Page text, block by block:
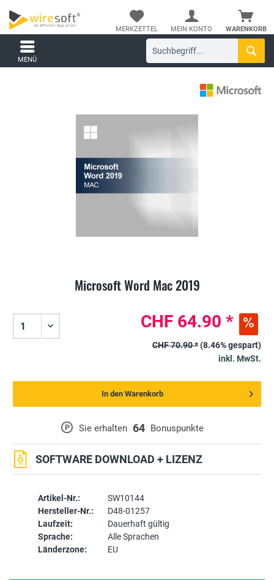
WARENKORB
MERKZETTEL MEIN KONTO
MENÜ
Microsoft Word Mac 2019
Artikel-Nr.:
SW10144
Hersteller-Nr.:
D48-01257
Laufzeit:
Dauerhaft gültig
Sprache:
Alle Sprachen
Länderzone:
EU
P Sie erhalten 64 Bonuspunkte
SOFTWARE DOWNLOAD + LIZENZ
CHF 64.90 *
CHF 70.90 *(8.46% gespart)
inkl. MwSt.
In den Warenkorb